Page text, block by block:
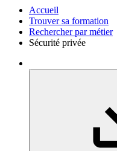
Accueil
Trouver sa formation
Rechercher par métier
Sécurité privée